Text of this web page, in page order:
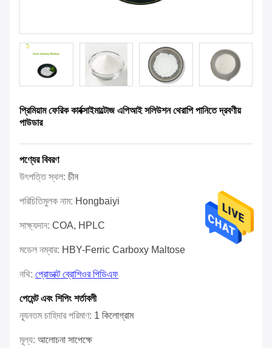
প্রিমিয়াম ফেরিক কার্বক্সাইমাল্টোজ এপিআই সলিউশন থেরাপি পানিতে দ্রবণীয়
পাউডার
পণ্যের বিবরণ
উৎপত্তি স্থল: চীন
পরিচিতিমুলক নাম: Hongbaiyi
সাক্ষ্যদান: COA, HPLC
মডেল নম্বার: HBY-Ferric Carboxy Maltose
নথি: প্রোডাক্ট ব্রোশিওর পিডিএফ
পেমেন্ট এবং শিপিং শর্তাবলী
ন্যূনতম চাহিদার পরিমাণ: 1 কিলোগ্রাম
মূল্য: আলোচনা সাপেক্ষে